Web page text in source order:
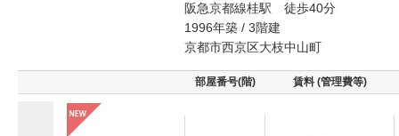
阪急京都線桂駅 徒歩40分
1996年築 / 3階建
京都市西京区大枝中山町
部屋番号(階) 賃料 (管理費等)